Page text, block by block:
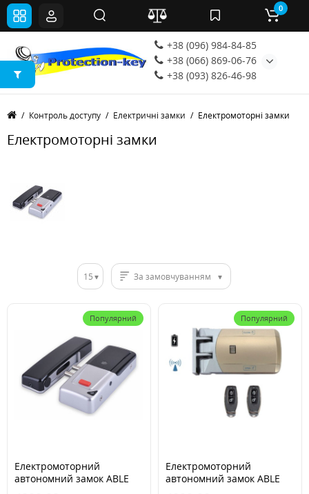
+38 (096) 984-84-85
+38 (066) 869-06-76
+38 (093) 826-46-98
0
Контроль доступу Електричні замки Електромоторні замки
Електромоторні замки
15 За замовчуванням
Популярний
Електромоторний
автономний замок ABLE
Популярний
Електромоторний
автономний замок ABLE